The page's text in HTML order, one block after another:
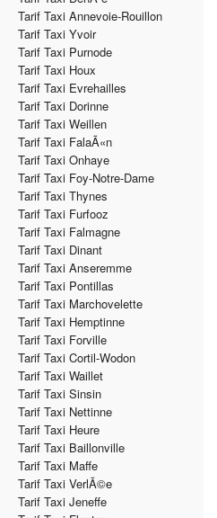
Tarif Taxi Annevoie-Rouillon
Tarif Taxi Yvoir
Tarif Taxi Purnode
Tarif Taxi Houx
Tarif Taxi Evrehailles
Tarif Taxi Dorinne
Tarif Taxi Weillen
Tarif Taxi FalaÃ«n
Tarif Taxi Onhaye
Tarif Taxi Foy-Notre-Dame
Tarif Taxi Thynes
Tarif Taxi Furfooz
Tarif Taxi Falmagne
Tarif Taxi Dinant
Tarif Taxi Anseremme
Tarif Taxi Pontillas
Tarif Taxi Marchovelette
Tarif Taxi Hemptinne
Tarif Taxi Forville
Tarif Taxi Cortil-Wodon
Tarif Taxi Waillet
Tarif Taxi Sinsin
Tarif Taxi Nettinne
Tarif Taxi Heure
Tarif Taxi Baillonville
Tarif Taxi Maffe
Tarif Taxi VerlÃ©e
Tarif Taxi Jeneffe